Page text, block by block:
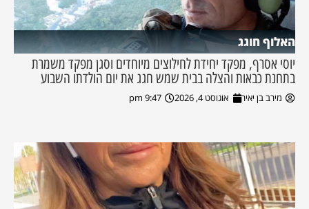
האלוף חוגג
יוסי אסרף, מפקד יחידת לחילוצים מיוחדים וסגן מפקד משמרת
בתחנת כבאות והצלה בבית שמש חגג את יום הולדתו השבוע
מירב בן יאיר אוגוסט 4, 2026 9:47 pm